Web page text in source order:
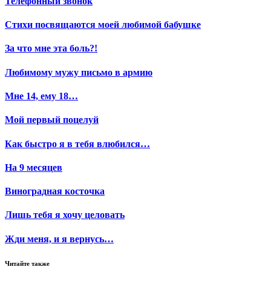
Стихи посвящаются моей любимой бабушке
За что мне эта боль?!
Любимому мужу письмо в армию
Мне 14, ему 18…
Мой первый поцелуй
Как быстро я в тебя влюбился…
На 9 месяцев
Виноградная косточка
Лишь тебя я хочу целовать
Жди меня, и я вернусь…
Читайте также